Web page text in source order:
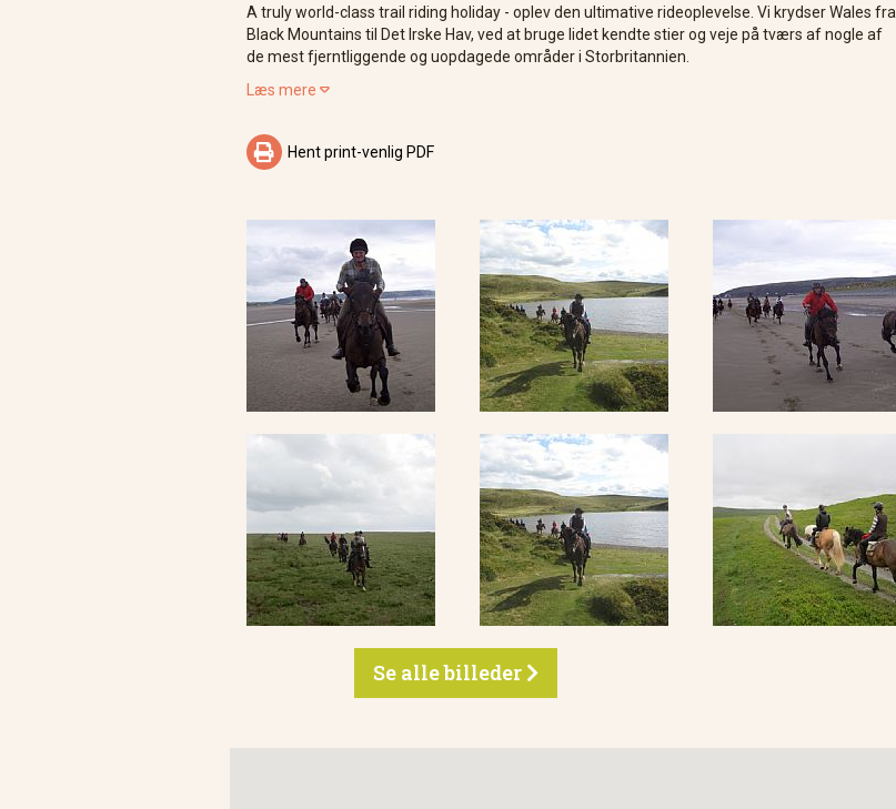
A truly world-class trail riding holiday - oplev den ultimative rideoplevelse. Vi krydser Wales fra
Black Mountains til Det Irske Hav, ved at bruge lidet kendte stier og veje på tværs af nogle af
de mest fjerntliggende og uopdagede områder i Storbritannien.
Læs mere 
 Hent print-venlig PDF
Se alle billeder 